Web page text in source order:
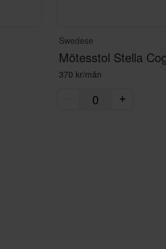
Swedese
Mötesstol Stella
370 kr/mån